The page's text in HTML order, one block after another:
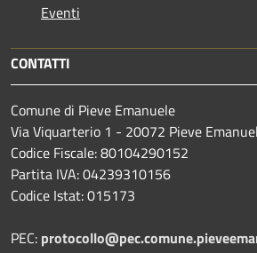
Eventi
CONTATTI
Comune di Pieve Emanuele
Via Viquarterio 1 - 20072 Pieve
Codice Fiscale: 80104290152
Partita IVA: 04239310156
Codice Istat: 015173
PEC: